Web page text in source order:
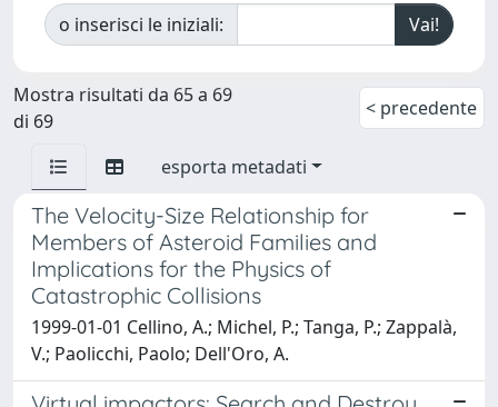
o inserisci le iniziali:
Mostra risultati da 65 a 69
di 69
< precedente
esporta metadati
The Velocity-Size Relationship for
Members of Asteroid Families and
Implications for the Physics of
Catastrophic Collisions
1999-01-01 Cellino, A.; Michel, P.; Tanga, P.; Zappalà,
V.; Paolicchi, Paolo; Dell'Oro, A.